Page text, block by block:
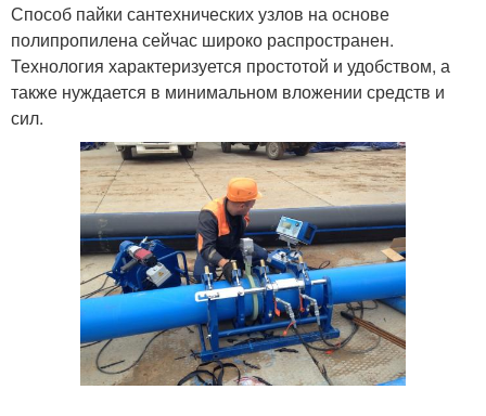
Способ пайки сантехнических узлов на основе
полипропилена сейчас широко распространен.
Технология характеризуется простотой и удобством, а
также нуждается в минимальном вложении средств и
сил.